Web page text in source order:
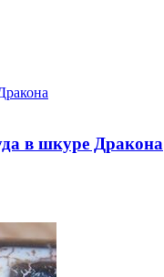
в шкуре Дракона